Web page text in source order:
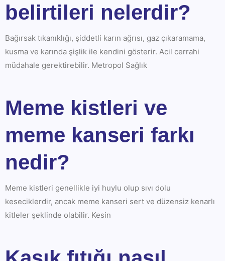
belirtileri nelerdir?
Bağırsak tıkanıklığı, şiddetli karın ağrısı, gaz çıkaramama,
kusma ve karında şişlik ile kendini gösterir. Acil cerrahi
müdahale gerektirebilir. Metropol Sağlık
Meme kistleri ve
meme kanseri farkı
nedir?
Meme kistleri genellikle iyi huylu olup sıvı dolu
keseciklerdir, ancak meme kanseri sert ve düzensiz kenarlı
kitleler şeklinde olabilir. Kesin